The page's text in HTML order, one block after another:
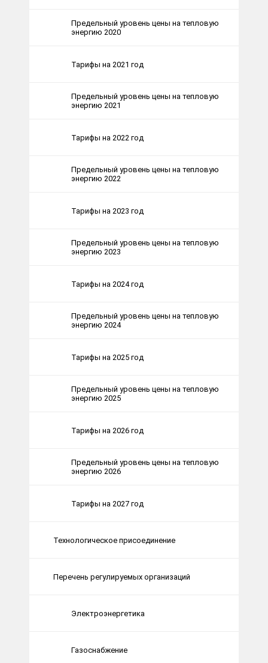
Предельный уровень цены на тепловую
энергию 2020
Тарифы на 2021 год
Предельный уровень цены на тепловую
энергию 2021
Тарифы на 2022 год
Предельный уровень цены на тепловую
энергию 2022
Тарифы на 2023 год
Предельный уровень цены на тепловую
энергию 2023
Тарифы на 2024 год
Предельный уровень цены на тепловую
энергию 2024
Тарифы на 2025 год
Предельный уровень цены на тепловую
энергию 2025
Тарифы на 2026 год
Предельный уровень цены на тепловую
энергию 2026
Тарифы на 2027 год
Технологическое присоединение
Перечень регулируемых организаций
Электроэнергетика
Газоснабжение